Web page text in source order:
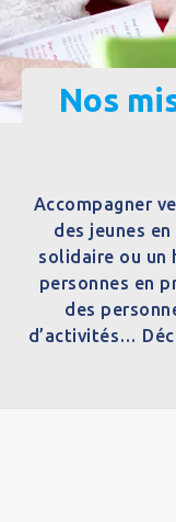
Nos
Accompagner
des jeunes
solidaire ou
personnes en
des
d’activités…